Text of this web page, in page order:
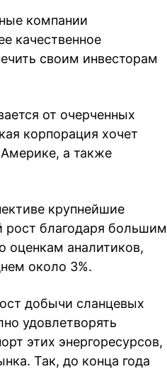
компании
качественное
своим инвесторам
от очерченных
корпорация хочет
а также
крупнейшие
рост благодаря большим
аналитиков,
около 3%.
добычи сланцевых
удовлетворять
этих энергоресурсов,
Так, до конца года